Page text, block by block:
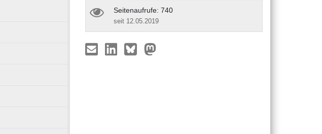
Seitenaufrufe: 740
seit 12.05.2019